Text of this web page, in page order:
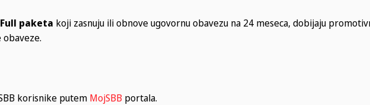
Full paketa koji zasnuju ili obnove ugovornu obavezu na 24 meseca, dobijaju
korisnike putem MojSBB portala.